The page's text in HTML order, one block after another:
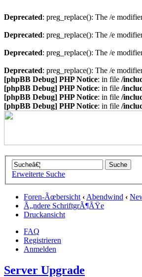
Deprecated: preg_replace(): The /e
Deprecated: preg_replace(): The /e
Deprecated: preg_replace(): The /e
Deprecated: preg_replace(): The /e
[phpBB Debug] PHP Notice: in file /
[phpBB Debug] PHP Notice: in file /
[phpBB Debug] PHP Notice: in file /
[phpBB Debug] PHP Notice: in file /
Erweiterte Suche
Foren-Ãœbersicht ‹ Abendwind ‹
Ã„ndere SchriftgrÃ¶ÃŸe
Druckansicht
FAQ
Registrieren
Anmelden
Server Upgrade